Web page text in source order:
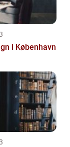
i København